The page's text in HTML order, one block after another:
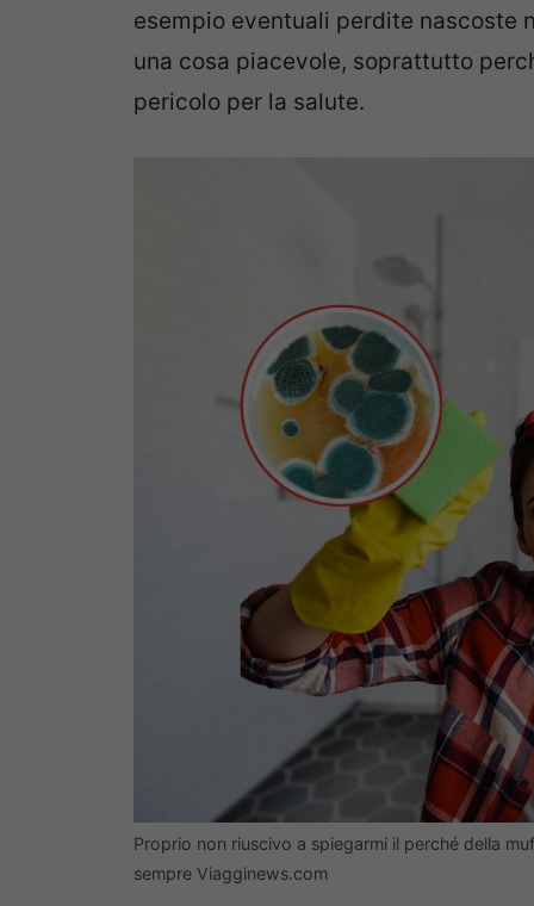
esempio eventuali perdite nascoste
una cosa piacevole, soprattutto
pericolo per la salute.
Proprio non riuscivo a spiegarmi il perché della
sempre Viagginews.com